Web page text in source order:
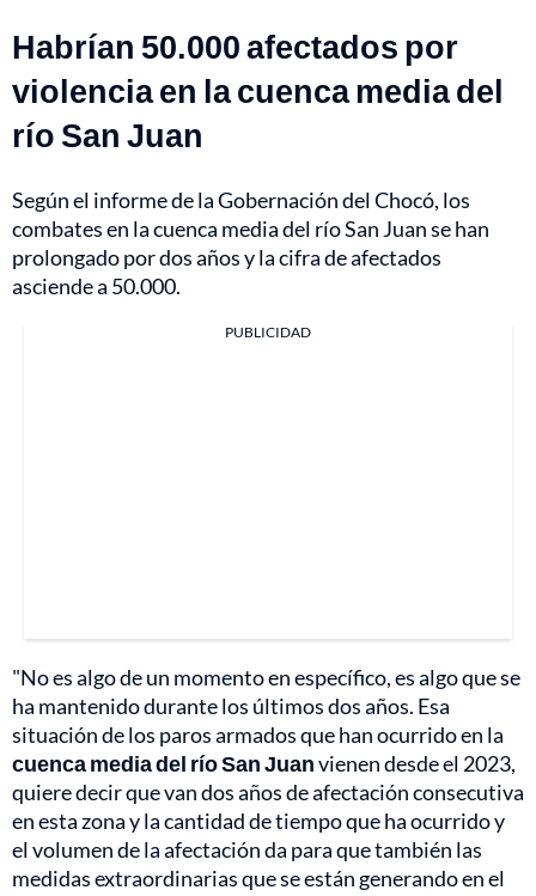
Habrían 50.000 afectados por
violencia en la cuenca media del
río San Juan
Según el informe de la Gobernación del Chocó, los
combates en la cuenca media del río San Juan se han
prolongado por dos años y la cifra de afectados
asciende a 50.000.
PUBLICIDAD
"No es algo de un momento en específico, es algo que se
ha mantenido durante los últimos dos años. Esa
situación de los paros armados que han ocurrido en la
cuenca media del río San Juanvienen desde el 2023,
quiere decir que van dos años de afectación consecutiva
en esta zona y la cantidad de tiempo que ha ocurrido y
el volumen de la afectación da para que también las
medidas extraordinarias que se están generando en el